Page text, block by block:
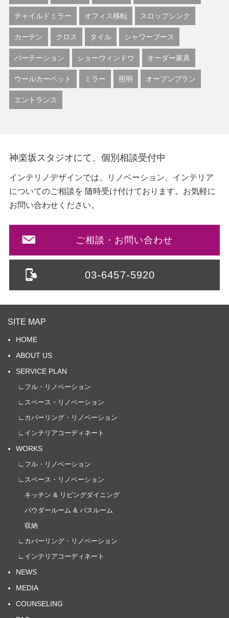
チャイルドミラー オフィス移転 スロップシンク
カーテン クロス タイル シャワーブース
パーテーション ショーウィンドウ オーダー家具
ウールカーペット ミラー 照明 オープンプラン
エントランス
神楽坂スタジオにて、個別相談受付中
インテリノデザインでは、リノベーション、インテリア
についてのご相談を 随時受け付けております。お気軽に
お問い合わせください。
ご相談・お問い合わせ
03-6457-5920
SITE MAP
HOME
ABOUT US
SERVICE PLAN
∟フル・リノベーション
∟スペース・リノベーション
∟カバーリング・リノベーション
∟インテリアコーディネート
WORKS
∟フル・リノベーション
∟スペース・リノベーション
キッチン & リビングダイニング
パウダールーム & バスルーム
収納
∟カバーリング・リノベーション
∟インテリアコーディネート
NEWS
MEDIA
COUNSELING